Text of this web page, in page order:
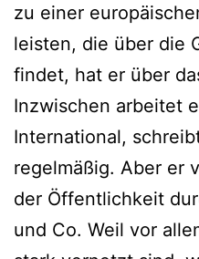
zu einer
leisten, die über die
findet, hat er über
Inzwischen arbeitet
International,
regelmäßig. Aber er
der Öffentlichkeit
und Co. Weil vor